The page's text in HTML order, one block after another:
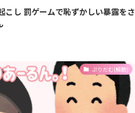
こし 罰ゲームで恥ずかしい暴露をさ
ぷりだむ(解散)